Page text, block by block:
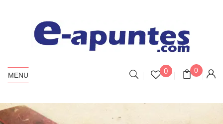
MENU 0 0